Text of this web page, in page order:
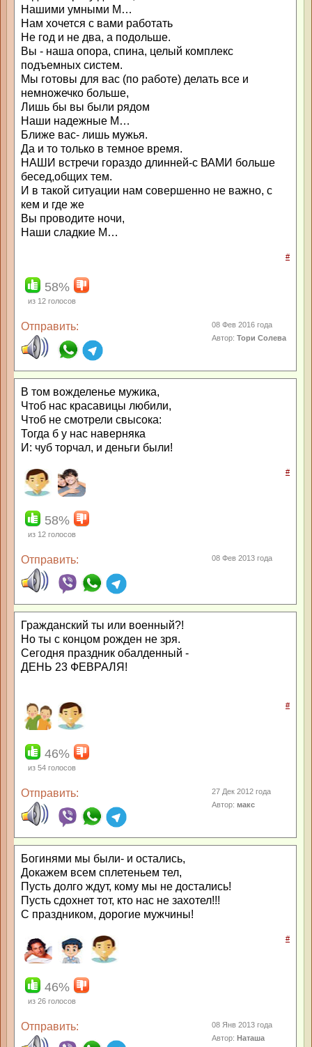
Нашими умными М…
Нам хочется с вами работать
Не год и не два, а подольше.
Вы - наша опора, спина, целый комплекс
подъемных систем.
Мы готовы для вас (по работе) делать все и
немножечко больше,
Лишь бы вы были рядом
Наши надежные М…
Ближе вас- лишь мужья.
Да и то только в темное время.
НАШИ встречи гораздо длинней-с ВАМИ больше
бесед,общих тем.
И в такой ситуации нам совершенно не важно, с
кем и где же
Вы проводите ночи,
Наши сладкие М…
#
58%
из 12 голосов
Отправить:
08 Фев 2016 года
Автор:Тори Солева
В том вожделенье мужика,
Чтоб нас красавицы любили,
Чтоб не смотрели свысока:
Тогда б у нас наверняка
И: чуб торчал, и деньги были!
#
58%
из 12 голосов
Отправить: 08 Фев 2013 года
Гражданский ты или военный?!
Но ты с концом рожден не зря.
Сегодня праздник обалденный -
ДЕНЬ 23 ФЕВРАЛЯ!
#
46%
из 54 голосов
Отправить:
27 Дек 2012 года
Автор:макс
Богинями мы были- и остались,
Докажем всем сплетеньем тел,
Пусть долго ждут, кому мы не достались!
Пусть сдохнет тот, кто нас не захотел!!!
С праздником, дорогие мужчины!
#
46%
из 26 голосов
Отправить:
08 Янв 2013 года
Автор:Наташа